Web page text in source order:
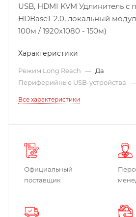
USB, HDMI KVM Удлинитель с
HDBaseT 2.0, локальный
100м / 1920x1080 - 150м)
Характеристики
Режим Long Reach — Да
Периферийные USB-устройства —
Все характеристики
Официальный
поставщик